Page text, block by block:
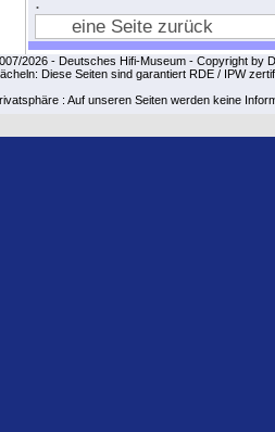
eine Seite zurück
2026 - Deutsches Hifi-Museum - Copyright by
Diese Seiten sind garantiert RDE / IPW
: Auf unseren Seiten werden keine